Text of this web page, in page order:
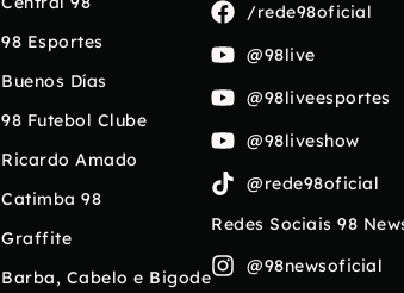
98 Esportes
Buenos Días
98 Futebol Clube
Ricardo Amado
Catimba 98
Graffite
Barba, Cabelo e Bigode
/rede98oficial
@98live
@98liveesportes
@98liveshow
@rede98oficial
Redes Sociais 98
@98newsoficial